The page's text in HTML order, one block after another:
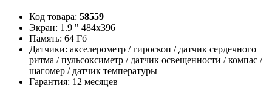
Код товара: 58559
Экран: 1.9 " 484x396
Память: 64 Гб
Датчики: акселерометр / гироскоп / датчик сердечного
ритма / пульсоксиметр / датчик освещенности / компас /
шагомер / датчик температуры
Гарантия: 12 месяцев